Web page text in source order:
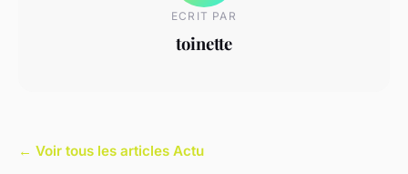
ECRIT PAR
toinette
← Voir tous les articles Actu